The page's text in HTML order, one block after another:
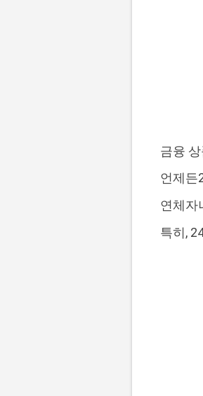
금융
언제든
연체자
특히,